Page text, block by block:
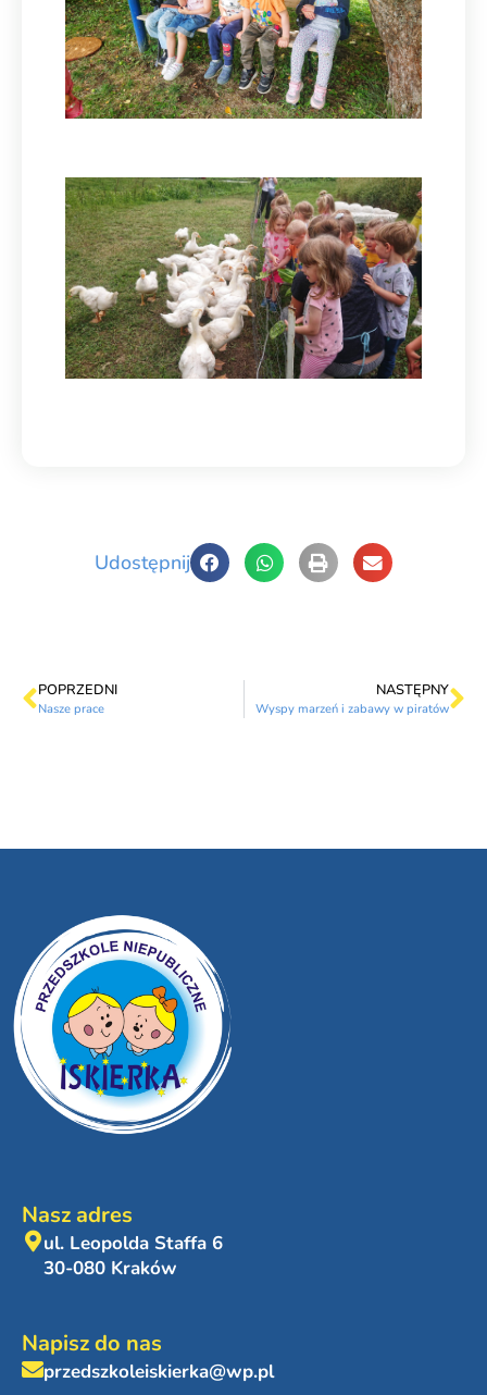
Udostępnij
POPRZEDNI
Nasze prace
NASTĘPNY
Wyspy marzeń i zabawy w piratów
Nasz adres
ul. Leopolda Staffa 6
30-080 Kraków
Napisz do nas
przedszkoleiskierka@wp.pl